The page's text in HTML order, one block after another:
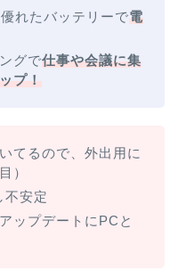
れたバッテリーで電
グで仕事や会議に集
プ！
てるので、外出用に
）
不安定
ップデートにPCと